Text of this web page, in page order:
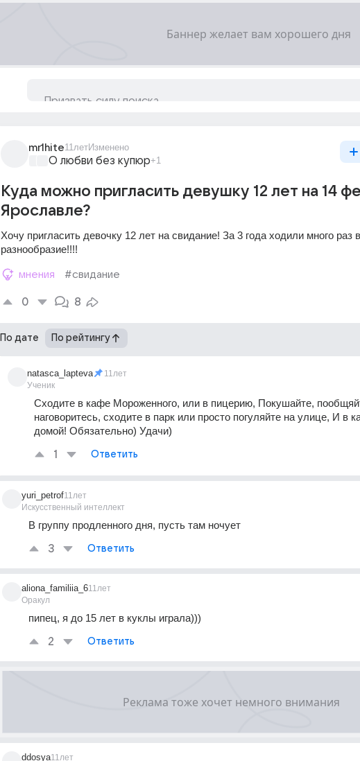
mr1hite11летИзменено
О любви без купюр+1
Куда можно пригласить девушку 12 лет на 14
Ярославле?
Хочу пригласить девочку 12 лет на свидание! За 3 года ходили много
разнообразие!!!!
мнения #свидание
0 8
По дате По рейтингу
natasca_lapteva
Ученик
11лет
Сходите в кафе Мороженного, или в пицерию, Покушайте,
наговоритесь, сходите в парк или просто погуляйте на улице, И в
домой! Обязательно) Удачи)
1 Ответить
yuri_petrof
Искусственный интеллект
11лет
В группу продленного дня, пусть там ночует
3 Ответить
aliona_familiia_6
Оракул
11лет
пипец, я до 15 лет в куклы играла)))
2 Ответить
ddosya11лет